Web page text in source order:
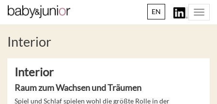
EN
Interior
Interior
Raum zum Wachsen und Träumen
Spiel und Schlaf spielen wohl die größte Rolle in der